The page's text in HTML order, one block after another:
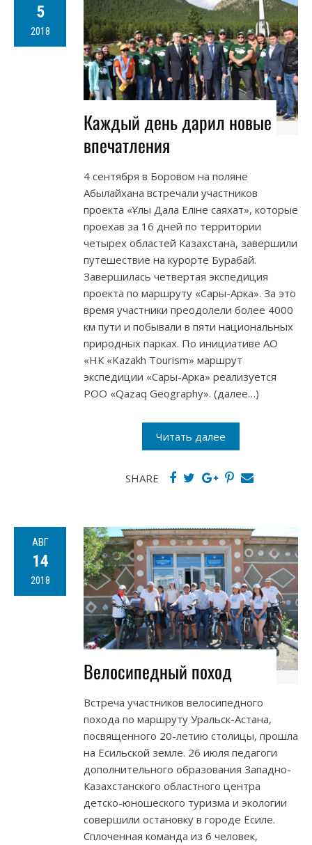
5
2018
Каждый день дарил новые
впечатления
4 сентября в Боровом на поляне
Абылайхана встречали участников
проекта «Ұлы Дала Eліне саяхат», которые
проехав за 16 дней по территории
четырех областей Казахстана, завершили
путешествие на курорте Бурабай.
Завершилась четвертая экспедиция
проекта по маршруту «Сары-Арка». За это
время участники преодолели более 4000
км пути и побывали в пяти национальных
природных парках. По инициативе АО
«НК «Kazakh Tourism» маршрут
экспедиции «Сары-Арка» реализуется
РОО «Qazaq Geography». (далее…)
Читать далее
SHARE
АВГ
14
2018
Велосипедный поход
Встреча участников велосипедного
похода по маршруту Уральск-Астана,
посвященного 20-летию столицы, прошла
на Есильской земле. 26 июля педагоги
дополнительного образования Западно-
Казахстанского областного центра
детско-юношеского туризма и экологии
совершили остановку в городе Есиле.
Сплоченная команда из 6 человек,